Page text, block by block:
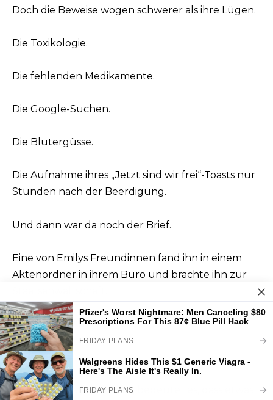
Doch die Beweise wogen schwerer als ihre Lügen.
Die Toxikologie.
Die fehlenden Medikamente.
Die Google-Suchen.
Die Blutergüsse.
Die Aufnahme ihres „Jetzt sind wir frei“-Toasts nur
Stunden nach der Beerdigung.
Und dann war da noch der Brief.
Eine von Emilys Freundinnen fand ihn in einem
Aktenordner in ihrem Büro und brachte ihn zur
Er war an mich adressiert.
Mama,
Wenn du das jemals liest, bedeutet es, dass etwas